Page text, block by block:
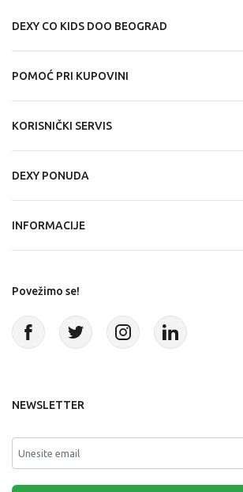
DEXY CO KIDS DOO BEOGRAD
POMOĆ PRI KUPOVINI
KORISNIČKI SERVIS
DEXY PONUDA
INFORMACIJE
Povežimo se!
NEWSLETTER